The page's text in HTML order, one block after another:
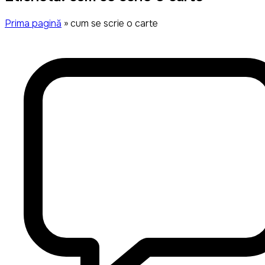
Prima pagină »cum se scrie o carte